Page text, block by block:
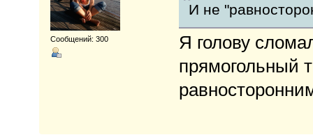
Сообщений: 300
И не
Я голову
прямогольный